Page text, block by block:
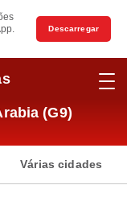
Descarregar
(G9)
Várias cidades